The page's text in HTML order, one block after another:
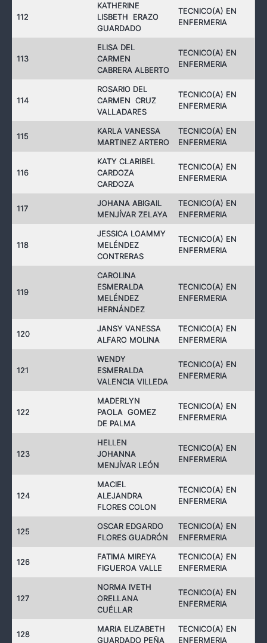
112
KATHERINE
LISBETH ERAZO
GUARDADO
TECNICO(A) EN
ENFERMERIA
113
ELISA DEL
CARMEN
CABRERA ALBERTO
TECNICO(A) EN
ENFERMERIA
114
ROSARIO DEL
CARMEN CRUZ
VALLADARES
TECNICO(A) EN
ENFERMERIA
115
KARLA VANESSA
MARTINEZ ARTERO
TECNICO(A) EN
ENFERMERIA
116
KATY CLARIBEL
CARDOZA
CARDOZA
TECNICO(A) EN
ENFERMERIA
117
JOHANA ABIGAIL
MENJÍVAR ZELAYA
TECNICO(A) EN
ENFERMERIA
118
JESSICA LOAMMY
MELÉNDEZ
CONTRERAS
TECNICO(A) EN
ENFERMERIA
119
CAROLINA
ESMERALDA
MELÉNDEZ
HERNÁNDEZ
TECNICO(A) EN
ENFERMERIA
120
JANSY VANESSA
ALFARO MOLINA
TECNICO(A) EN
ENFERMERIA
121
WENDY
ESMERALDA
VALENCIA VILLEDA
TECNICO(A) EN
ENFERMERIA
122
MADERLYN
PAOLA GOMEZ
DE PALMA
TECNICO(A) EN
ENFERMERIA
123
HELLEN
JOHANNA
MENJÍVAR LEÓN
TECNICO(A) EN
ENFERMERIA
124
MACIEL
ALEJANDRA
FLORES COLON
TECNICO(A) EN
ENFERMERIA
125
OSCAR EDGARDO
FLORES GUADRÓN
TECNICO(A) EN
ENFERMERIA
126
FATIMA MIREYA
FIGUEROA VALLE
TECNICO(A) EN
ENFERMERIA
127
NORMA IVETH
ORELLANA
CUÉLLAR
TECNICO(A) EN
ENFERMERIA
128
MARIA ELIZABETH
GUARDADO PEÑA
TECNICO(A) EN
ENFERMERIA